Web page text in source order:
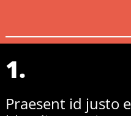
1.
Praesent id justo